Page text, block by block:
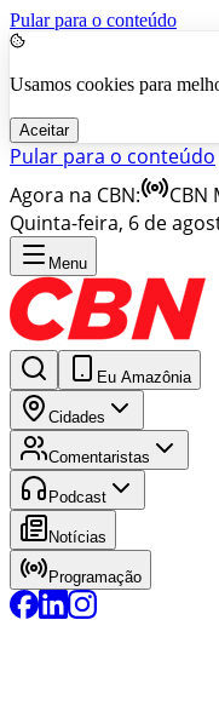
Pular para o conteúdo
Usamos cookies para
Aceitar
Pular para o conteúdo
Agora na CBN:
CBN
Quinta-feira, 6 de
Menu
Eu Amazônia
Cidades
Comentaristas
Podcast
Notícias
Programação